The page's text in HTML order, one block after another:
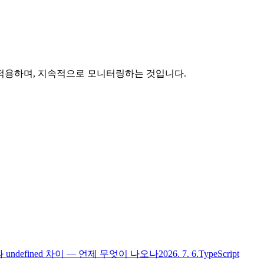
하며, 지속적으로 모니터링하는 것입니다.
undefined 차이 — 언제 무엇이 나오나2026. 7. 6.TypeScript